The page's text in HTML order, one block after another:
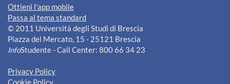
Ottieni l'app mobile
Passa al tema standard
© 2011 Università degli Studi di Brescia
Piazza del Mercato, 15 - 25121 Brescia
InfoStudente - Call Center: 800 66 34 23
Privacy Policy
Cookie Policy